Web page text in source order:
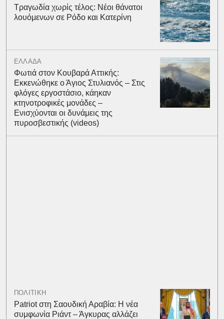
Τραγωδία χωρίς τέλος: Νέοι θάνατοι
λουόμενων σε Ρόδο και Κατερίνη
ΕΛΛΑΔΑ
Φωτιά στον Κουβαρά Αττικής:
Εκκενώθηκε ο Άγιος Στυλιανός – Στις
φλόγες εργοστάσιο, κάηκαν
κτηνοτροφικές μονάδες –
Ενισχύονται οι δυνάμεις της
πυροσβεστικής (videos)
ΠΟΛΙΤΙΚΗ
Patriot στη Σαουδική Αραβία: Η νέα
συμφωνία Ριάντ – Άγκυρας αλλάζει